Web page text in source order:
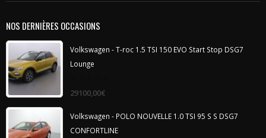
NOS DERNIÈRES OCCASIONS
Volkswagen - T-roc 1.5 TSI 150 EVO Start Stop DSG7
Lounge
out
29100,00€
Volkswagen - POLO NOUVELLE 1.0 TSI 95 S S DSG7
CONFORTLINE